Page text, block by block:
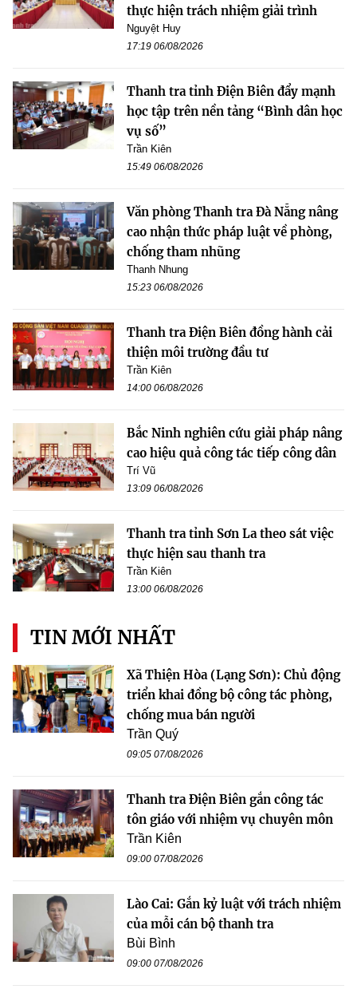
thực hiện trách nhiệm giải trình
Nguyệt Huy
17:19 06/08/2026
Thanh tra tỉnh Điện Biên đẩy mạnh
học tập trên nền tảng “Bình dân học
vụ số”
Trần Kiên
15:49 06/08/2026
Văn phòng Thanh tra Đà Nẵng nâng
cao nhận thức pháp luật về phòng,
chống tham nhũng
Thanh Nhung
15:23 06/08/2026
Thanh tra Điện Biên đồng hành cải
thiện môi trường đầu tư
Trần Kiên
14:00 06/08/2026
Bắc Ninh nghiên cứu giải pháp nâng
cao hiệu quả công tác tiếp công dân
Trí Vũ
13:09 06/08/2026
Thanh tra tỉnh Sơn La theo sát việc
thực hiện sau thanh tra
Trần Kiên
13:00 06/08/2026
TIN MỚI NHẤT
Xã Thiện Hòa (Lạng Sơn): Chủ động
triển khai đồng bộ công tác phòng,
chống mua bán người
Trần Quý
09:05 07/08/2026
Thanh tra Điện Biên gắn công tác
tôn giáo với nhiệm vụ chuyên môn
Trần Kiên
09:00 07/08/2026
Lào Cai: Gắn kỷ luật với trách nhiệm
của mỗi cán bộ thanh tra
Bùi Bình
09:00 07/08/2026